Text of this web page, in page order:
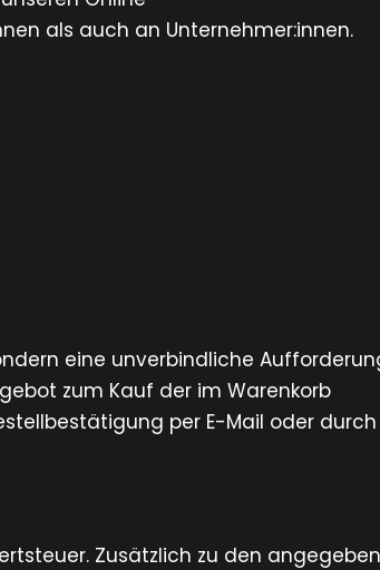
als auch an Unternehmer:innen.
eine unverbindliche
zum Kauf der im Warenkorb
per E-Mail oder durch
Zusätzlich zu den